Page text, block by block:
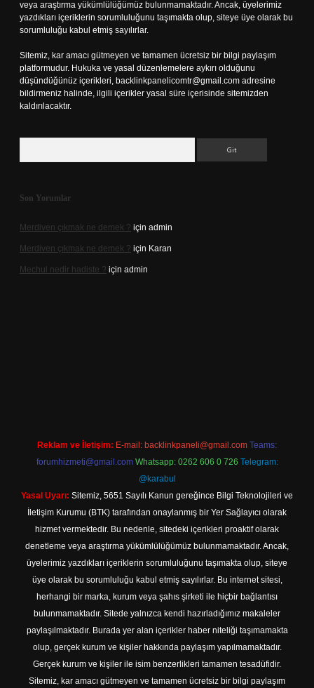
veya araştırma yükümlülüğümüz bulunmamaktadır. Ancak, üyelerimiz
yazdıkları içeriklerin sorumluluğunu taşımakta olup, siteye üye olarak bu
sorumluluğu kabul etmiş sayılırlar.
Sitemiz, kar amacı gütmeyen ve tamamen ücretsiz bir bilgi paylaşım
platformudur. Hukuka ve yasal düzenlemelere aykırı olduğunu
düşündüğünüz içerikleri, backlinkpanelicomtr@gmail.com adresine
bildirmeniz halinde, ilgili içerikler yasal süre içerisinde sitemizden
kaldırılacaktır.
Son Yorumlar
Merdiven çıkmak ne demek ? için admin
Merdiven çıkmak ne demek ? için Karan
Mechul nedir hadiste ? için admin
Reklam ve İletişim: E-mail: backlinkpaneli@gmail.com Teams:
forumhizmeti@gmail.com Whatsapp: 0262 606 0 726 Telegram:
@karabul
Yasal Uyarı: Sitemiz, 5651 Sayılı Kanun gereğince Bilgi Teknolojileri ve
İletişim Kurumu (BTK) tarafından onaylanmış bir Yer Sağlayıcı olarak
hizmet vermektedir. Bu nedenle, sitedeki içerikleri proaktif olarak
denetleme veya araştırma yükümlülüğümüz bulunmamaktadır. Ancak,
üyelerimiz yazdıkları içeriklerin sorumluluğunu taşımakta olup, siteye
üye olarak bu sorumluluğu kabul etmiş sayılırlar. Bu internet sitesi,
herhangi bir marka, kurum veya şahıs şirketi ile hiçbir bağlantısı
bulunmamaktadır. Sitede yalnızca kendi hazırladığımız makaleler
paylaşılmaktadır. Burada yer alan içerikler haber niteliği taşımamakta
olup, gerçek kurum ve kişiler hakkında paylaşım yapılmamaktadır.
Gerçek kurum ve kişiler ile isim benzerlikleri tamamen tesadüfidir.
Sitemiz, kar amacı gütmeyen ve tamamen ücretsiz bir bilgi paylaşım